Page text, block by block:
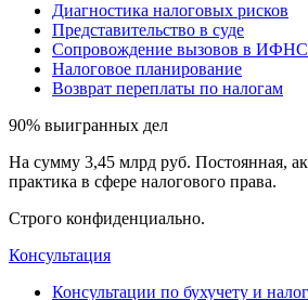
Диагностика налоговых рисков
Представительство в суде
Сопровождение вызовов в ИФНС
Налоговое планирование
Возврат переплаты по налогам
90% выигранных дел
На сумму 3,45 млрд руб. Постоянная,
практика в сфере налогового права.
Строго конфиденциально.
Консультация
Консультации по бухучету и